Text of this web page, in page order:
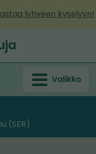
lyhyeen kyselyyn!
Valikko
(SER)